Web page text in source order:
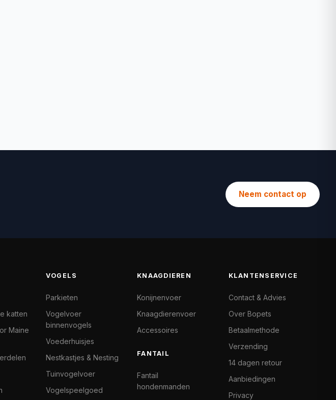
Neem contact op
katten
Maine
VOGELS
Parkieten
Vogelvoer
binnenvogels
Voederhuisjes
Nestkastjes & Nesting
Tuinvogelvoer
Vogelspeelgoed
KNAAGDIEREN
Konijnenvoer
Knaagdierenvoer
Accessoires
FANTAIL
Fantail
hondenmanden
KLANTENSERVICE
Contact & Advies
Over Bopets
Betaalmethode
Verzending
14 dagen retour
Aanbiedingen
Privacy